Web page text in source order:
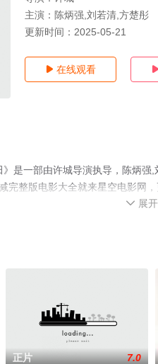
主演： 陈炳强,刘若清,方楚彤
更新时间： 2025-05-21
 在线观看 
是一部由许城导演执导，陈炳
完整版电影大全就来星空电影网
 展
正片 7.0